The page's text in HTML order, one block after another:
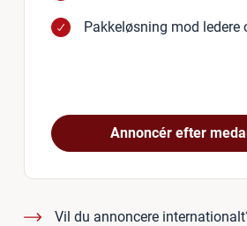
Pakkeløsning mod ledere
Annoncér efter
Vil du annoncere